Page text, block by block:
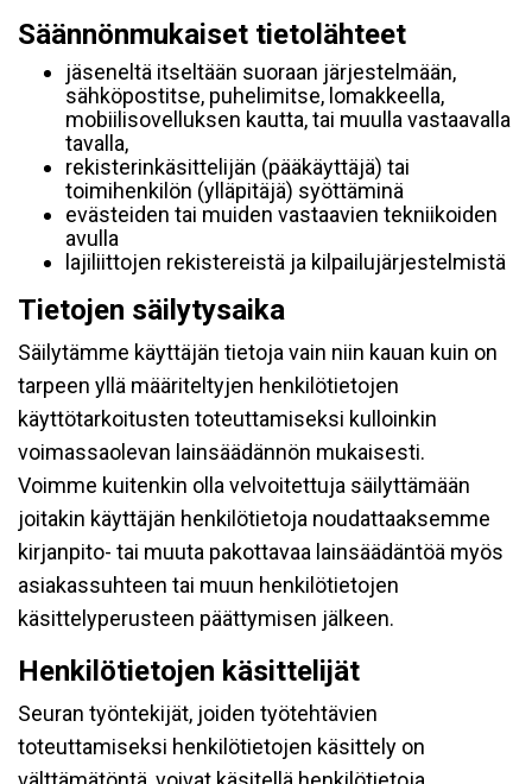
Säännönmukaiset tietolähteet
jäseneltä itseltään suoraan järjestelmään,
sähköpostitse, puhelimitse, lomakkeella,
mobiilisovelluksen kautta, tai muulla vastaavalla
tavalla,
rekisterinkäsittelijän (pääkäyttäjä) tai
toimihenkilön (ylläpitäjä) syöttäminä
evästeiden tai muiden vastaavien tekniikoiden
avulla
lajiliittojen rekistereistä ja kilpailujärjestelmistä
Tietojen säilytysaika
Säilytämme käyttäjän tietoja vain niin kauan kuin on
tarpeen yllä määriteltyjen henkilötietojen
käyttötarkoitusten toteuttamiseksi kulloinkin
voimassaolevan lainsäädännön mukaisesti.
Voimme kuitenkin olla velvoitettuja säilyttämään
joitakin käyttäjän henkilötietoja noudattaaksemme
kirjanpito- tai muuta pakottavaa lainsäädäntöä myös
asiakassuhteen tai muun henkilötietojen
käsittelyperusteen päättymisen jälkeen.
Henkilötietojen käsittelijät
Seuran työntekijät, joiden työtehtävien
toteuttamiseksi henkilötietojen käsittely on